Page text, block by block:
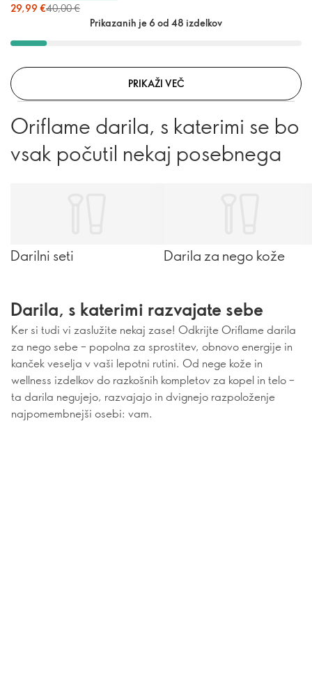
29,99 €40,00 €
Prikazanih je 6 od 48 izdelkov
PRIKAŽI VEČ
Oriflame darila, s katerimi se bo
vsak počutil nekaj posebnega
Darilni seti Darila za nego kože
Darila, s katerimi razvajate sebe
Ker si tudi vi zaslužite nekaj zase! Odkrijte Oriflame darila
za nego sebe – popolna za sprostitev, obnovo energije in
kanček veselja v vaši lepotni rutini. Od nege kože in
wellness izdelkov do razkošnih kompletov za kopel in telo –
ta darila negujejo, razvajajo in dvignejo razpoloženje
najpomembnejši osebi: vam.